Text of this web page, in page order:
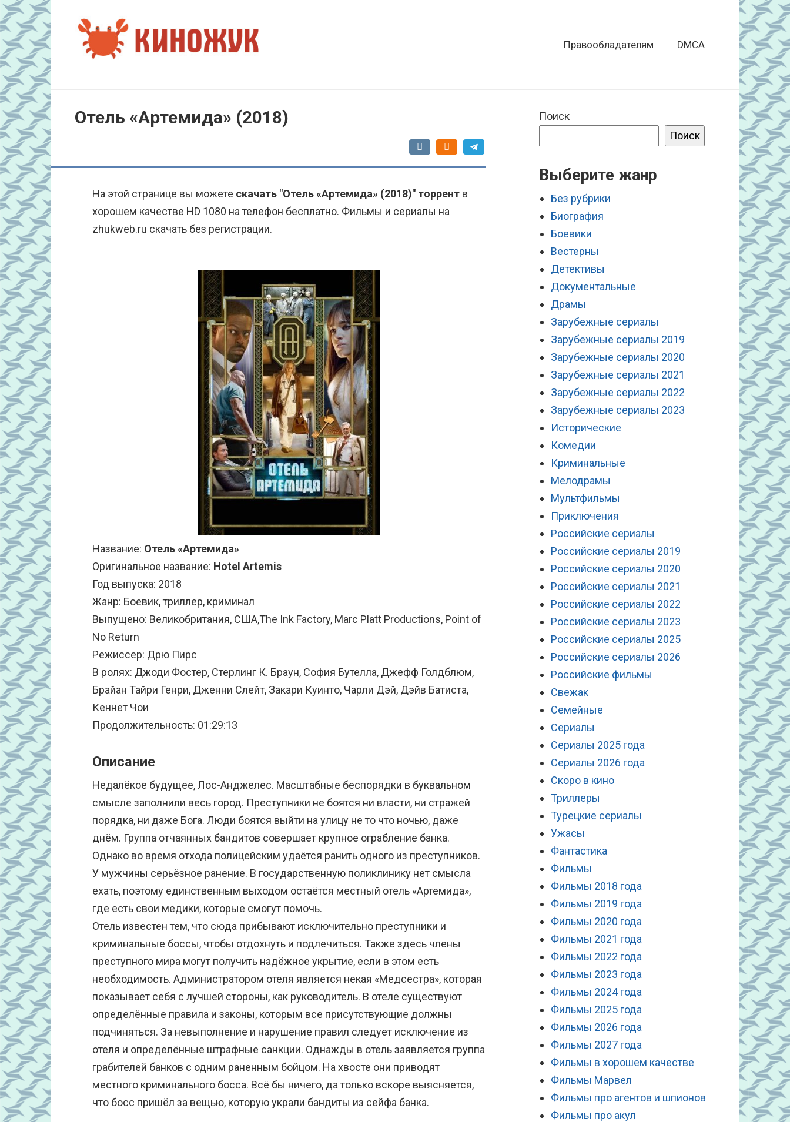
Перейти
к
контенту
Правообладателям DMCA
Отель «Артемида» (2018)
На этой странице вы можете скачать "Отель «Артемида» (2018)" торрент в
хорошем качестве HD 1080 на телефон бесплатно. Фильмы и сериалы на
zhukweb.ru скачать без регистрации.
Название: Отель «Артемида»
Оригинальное название: Hotel Artemis
Год выпуска: 2018
Жанр: Боевик, триллер, криминал
Выпущено: Великобритания, США,The Ink Factory, Marc Platt Productions, Point of
No Return
Режиссер: Дрю Пирс
В ролях: Джоди Фостер, Стерлинг К. Браун, София Бутелла, Джефф Голдблюм,
Брайан Тайри Генри, Дженни Слейт, Закари Куинто, Чарли Дэй, Дэйв Батиста,
Кеннет Чои
Продолжительность: 01:29:13
Описание
Недалёкое будущее, Лос-Анджелес. Масштабные беспорядки в буквальном
смысле заполнили весь город. Преступники не боятся ни власти, ни стражей
порядка, ни даже Бога. Люди боятся выйти на улицу не то что ночью, даже
днём. Группа отчаянных бандитов совершает крупное ограбление банка.
Однако во время отхода полицейским удаётся ранить одного из преступников.
У мужчины серьёзное ранение. В государственную поликлинику нет смысла
ехать, поэтому единственным выходом остаётся местный отель «Артемида»,
где есть свои медики, которые смогут помочь.
Отель известен тем, что сюда прибывают исключительно преступники и
криминальные боссы, чтобы отдохнуть и подлечиться. Также здесь члены
преступного мира могут получить надёжное укрытие, если в этом есть
необходимость. Администратором отеля является некая «Медсестра», которая
показывает себя с лучшей стороны, как руководитель. В отеле существуют
определённые правила и законы, которым все присутствующие должны
подчиняться. За невыполнение и нарушение правил следует исключение из
отеля и определённые штрафные санкции. Однажды в отель заявляется группа
грабителей банков с одним раненным бойцом. На хвосте они приводят
местного криминального босса. Всё бы ничего, да только вскоре выясняется,
что босс пришёл за вещью, которую украли бандиты из сейфа банка.
Поиск
Поиск
Выберите жанр
Без рубрики
Биография
Боевики
Вестерны
Детективы
Документальные
Драмы
Зарубежные сериалы
Зарубежные сериалы 2019
Зарубежные сериалы 2020
Зарубежные сериалы 2021
Зарубежные сериалы 2022
Зарубежные сериалы 2023
Исторические
Комедии
Криминальные
Мелодрамы
Мультфильмы
Приключения
Российские сериалы
Российские сериалы 2019
Российские сериалы 2020
Российские сериалы 2021
Российские сериалы 2022
Российские сериалы 2023
Российские сериалы 2025
Российские сериалы 2026
Российские фильмы
Свежак
Семейные
Сериалы
Сериалы 2025 года
Сериалы 2026 года
Скоро в кино
Триллеры
Турецкие сериалы
Ужасы
Фантастика
Фильмы
Фильмы 2018 года
Фильмы 2019 года
Фильмы 2020 года
Фильмы 2021 года
Фильмы 2022 года
Фильмы 2023 года
Фильмы 2024 года
Фильмы 2025 года
Фильмы 2026 года
Фильмы 2027 года
Фильмы в хорошем качестве
Фильмы Марвел
Фильмы про агентов и шпионов
Фильмы про акул